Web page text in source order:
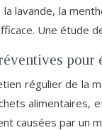
lavande, la
Une étude
régulier de la
alimentaires,
causées par un